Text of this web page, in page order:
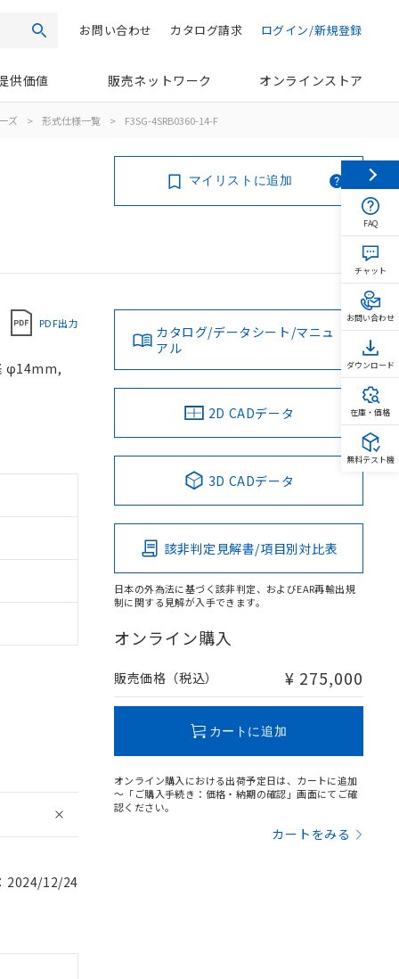
検索 ログイン/新規登録
カタログ請求
お問い合わせ
供価値 販売ネットワーク オンラインストア
ズ > 形式仕様一覧 > F3SG-4SRB0360-14-F
マイリストに追加
PDF出力
φ14mm,
2024/12/24
カタログ/データシート/マニュ
アル
2D CADデータ
3D CADデータ
該非判定見解書/項目別対比表
日本の外為法に基づく該非判定、およびEAR再輸出規
制に関する見解が入手できます。
オンライン購入
販売価格（税込） ¥ 275,000
カートに追加
オンライン購入における出荷予定日は、カートに追加
～「ご購入手続き：価格・納期の確認」画面にてご確
認ください。
カートをみる
FAQ
チャット
お問い合わせ
ダウンロード
在庫・価格
無料テスト機